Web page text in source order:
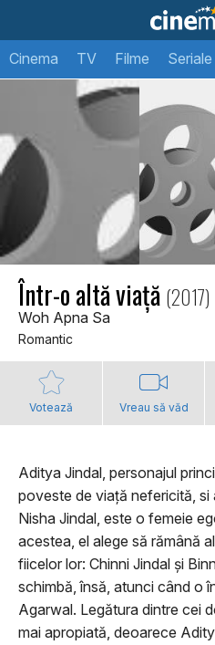
Cinema TV Filme Seriale
Într-o altă viaţă (2017)
Woh Apna Sa
Romantic
Votează Vreau să văd
Aditya Jindal, personajul
poveste de viață nefericită, si
Nisha Jindal, este o femeie
acestea, el alege să rămână
fiicelor lor: Chinni Jindal și
schimbă, însă, atunci când o
Agarwal. Legătura dintre cei
mai apropiată, deoarece